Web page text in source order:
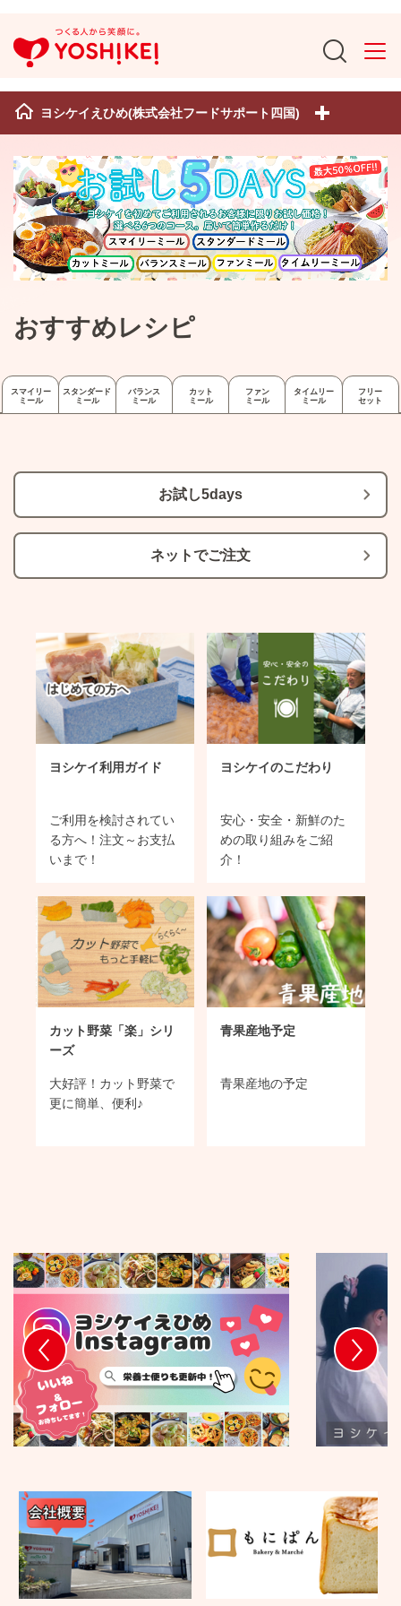
ヨシケイえひめ(株式会社フードサポート四国)
おすすめレシピ
スマイリー
ミール
スタンダード
ミール
バランス
ミール
カット
ミール
ファン
ミール
タイムリー
ミール
フリー
セット
お試し5days
ネットでご注文
ヨシケイ利用ガイド
ご利用を検討されてい
る方へ！注文～お支払
いまで！
ヨシケイのこだわり
安心・安全・新鮮のた
めの取り組みをご紹
介！
カット野菜「楽」シリ
ーズ
大好評！カット野菜で
更に簡単、便利♪
青果産地予定
青果産地の予定